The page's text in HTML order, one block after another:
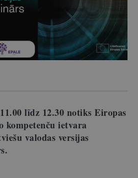
līdz 12.30 notiks Eiropas
kompetenču ietvara
valodas versijas